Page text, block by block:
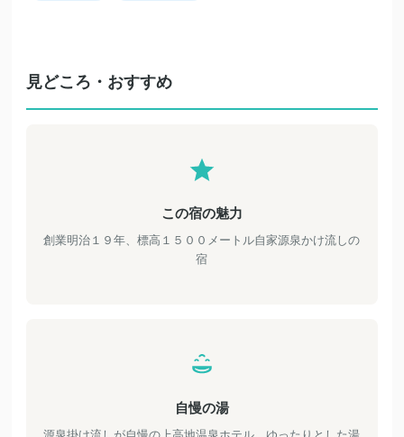
見どころ・おすすめ
この宿の魅力
創業明治１９年、標高１５００メートル自家源泉かけ流しの
宿
自慢の湯